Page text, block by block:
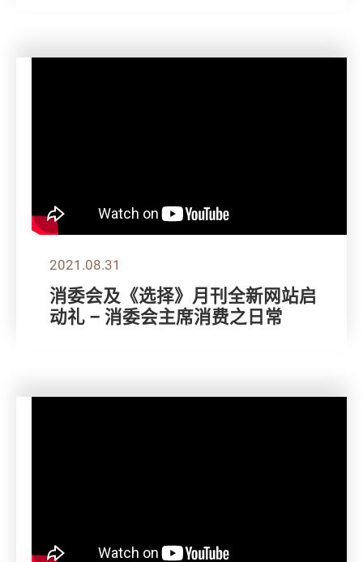
2021.08.31
消委会及《选择》月刊全新网站启
动礼 – 消委会主席消费之日常